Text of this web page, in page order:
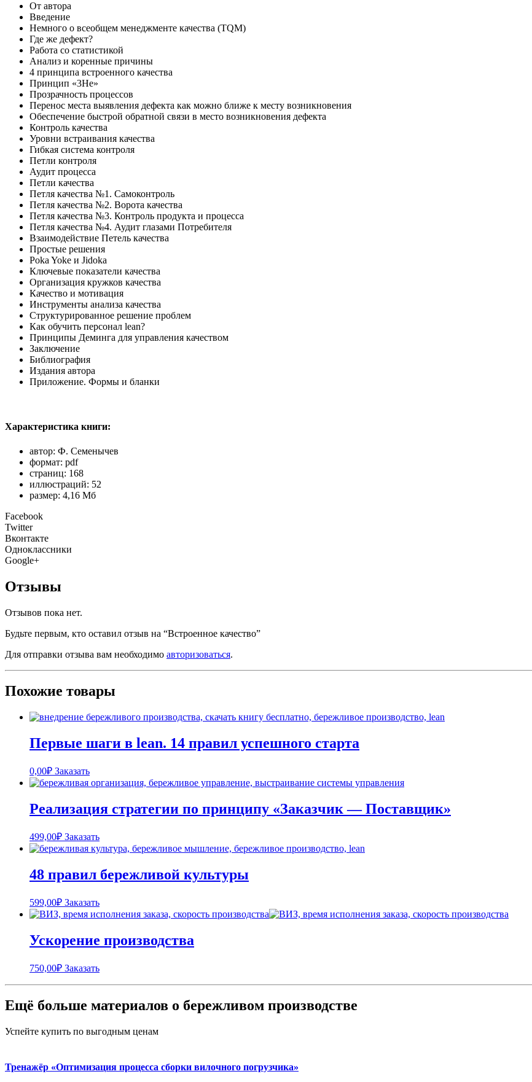
От автора
Введение
Немного о всеобщем менеджменте качества (TQM)
Где же дефект?
Работа со статистикой
Анализ и коренные причины
4 принципа встроенного качества
Принцип «3Не»
Прозрачность процессов
Перенос места выявления дефекта как можно ближе к месту возникновения
Обеспечение быстрой обратной связи в место возникновения дефекта
Контроль качества
Уровни встраивания качества
Гибкая система контроля
Петли контроля
Аудит процесса
Петли качества
Петля качества №1. Самоконтроль
Петля качества №2. Ворота качества
Петля качества №3. Контроль продукта и процесса
Петля качества №4. Аудит глазами Потребителя
Взаимодействие Петель качества
Простые решения
Poka Yoke и Jidoka
Ключевые показатели качества
Организация кружков качества
Качество и мотивация
Инструменты анализа качества
Структурированное решение проблем
Как обучить персонал lean?
Принципы Деминга для управления качеством
Заключение
Библиография
Издания автора
Приложение. Формы и бланки
Характеристика книги:
автор: Ф. Семенычев
формат: pdf
страниц: 168
иллюстраций: 52
размер: 4,16 Мб
Facebook
Twitter
Вконтакте
Одноклассники
Google+
Отзывы
Отзывов пока нет.
Будьте первым, кто оставил отзыв на “Встроенное качество”
Для отправки отзыва вам необходимо авторизоваться.
Похожие товары
Первые шаги в lean. 14 правил успешного старта
0,00₽ Заказать
Реализация стратегии по принципу «Заказчик — Поставщик»
499,00₽ Заказать
48 правил бережливой культуры
599,00₽ Заказать
Ускорение производства
750,00₽ Заказать
Ещё больше материалов о бережливом производстве
Успейте купить по выгодным ценам
Тренажёр «Оптимизация процесса сборки вилочного погрузчика»